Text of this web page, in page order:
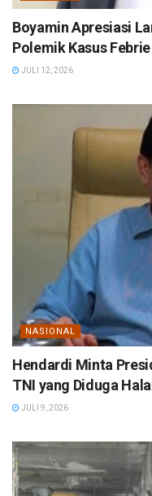
Boyamin Apresiasi
Polemik Kasus
JULI 12, 2026
NASIONAL
Hendardi Minta
TNI yang Diduga
JULI 9, 2026